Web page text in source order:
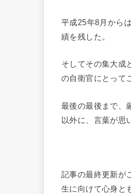
平成25年8月から
績を残した。
そしてその集大成
の自衛官にとって
最後の最後まで、
以外に、言葉が思
記事の最終更新が
生に向けて心身と